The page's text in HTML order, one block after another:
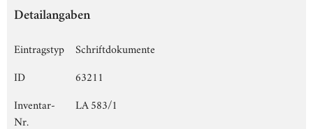
Detailangaben
Eintragstyp
Schriftdokumente
ID
63211
Inventar-
Nr.
LA 583/1